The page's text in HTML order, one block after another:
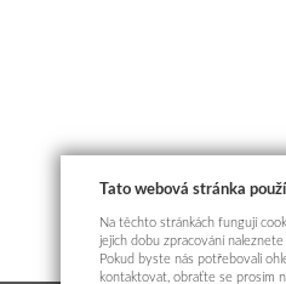
Tato webová stránka
Na těchto stránkách fungují
jejich dobu zpracování
Pokud byste nás potřebovali
kontaktovat, obraťte se prosím